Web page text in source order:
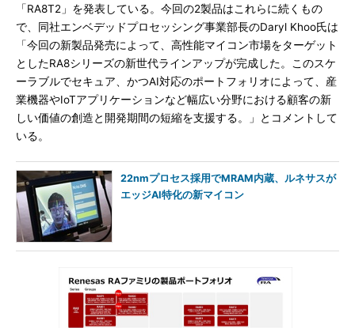
「RA8T2」を発表している。今回の2製品はこれらに続くもの
で、同社エンベデッドプロセッシング事業部長のDaryl Khoo氏は
「今回の新製品発売によって、高性能マイコン市場をターゲット
としたRA8シリーズの新世代ラインアップが完成した。このスケ
ーラブルでセキュア、かつAI対応のポートフォリオによって、産
業機器やIoTアプリケーションなど幅広い分野における顧客の新
しい価値の創造と開発期間の短縮を支援する。」とコメントして
いる。
22nmプロセス採用でMRAM内蔵、ルネサスが
エッジAI特化の新マイコン